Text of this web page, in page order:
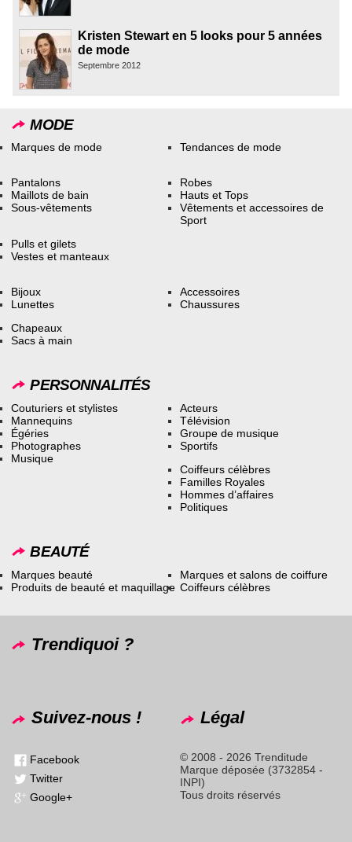
Kristen Stewart en 5 looks pour 5 années
de mode
Septembre 2012
MODE
Marques de mode Tendances de mode
Pantalons
Maillots de bain
Sous-vêtements
Robes
Hauts et Tops
Vêtements et accessoires de
Sport
Pulls et gilets
Vestes et manteaux
Bijoux
Lunettes
Accessoires
Chaussures
Chapeaux
Sacs à main
PERSONNALITÉS
Couturiers et stylistes
Mannequins
Égéries
Photographes
Musique
Acteurs
Télévision
Groupe de musique
Sportifs
Coiffeurs célèbres
Familles Royales
Hommes d’affaires
Politiques
BEAUTÉ
Marques beauté
Produits de beauté et maquillage
Marques et salons de coiffure
Coiffeurs célèbres
Trendiquoi ?
Suivez-nous !
Facebook
Twitter
Google+
Légal
© 2008 - 2026 Trenditude
Marque déposée (3732854 -
INPI)
Tous droits réservés